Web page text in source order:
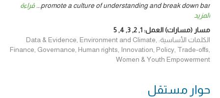
promote a culture of understanding and break down bar
... قراءة
المزيد
مسار (مسارات) العمل:1
,
2
,
3
,
4
,
5
الكلمات الأساسية: Data & Evidence, Environment and Climate,
Finance, Governance, Human rights, Innovation, Policy, Trade-offs,
Women & Youth Empowerment
حوار ‎مستقل